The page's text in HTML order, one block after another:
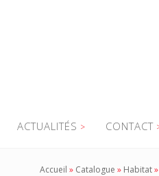
ACTUALITÉS CONTACT
Accueil » Catalogue » Habitat»